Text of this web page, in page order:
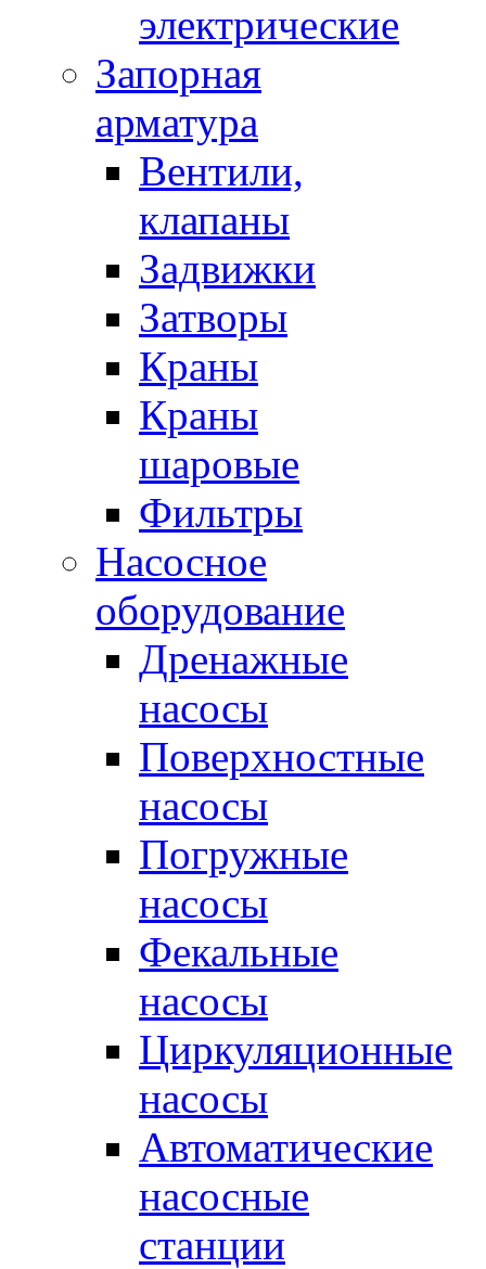
электрические
Запорная
арматура
Вентили,
клапаны
Задвижки
Затворы
Краны
Краны
шаровые
Фильтры
Насосное
оборудование
Дренажные
насосы
Поверхностные
насосы
Погружные
насосы
Фекальные
насосы
Циркуляционные
насосы
Автоматические
насосные
станции